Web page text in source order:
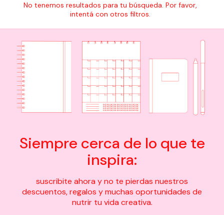
No tenemos resultados para tu búsqueda. Por favor,
intentá con otros filtros.
Siempre cerca de lo que te
inspira:
suscribite ahora y no te pierdas nuestros
descuentos, regalos y muchas oportunidades de
nutrir tu vida creativa.